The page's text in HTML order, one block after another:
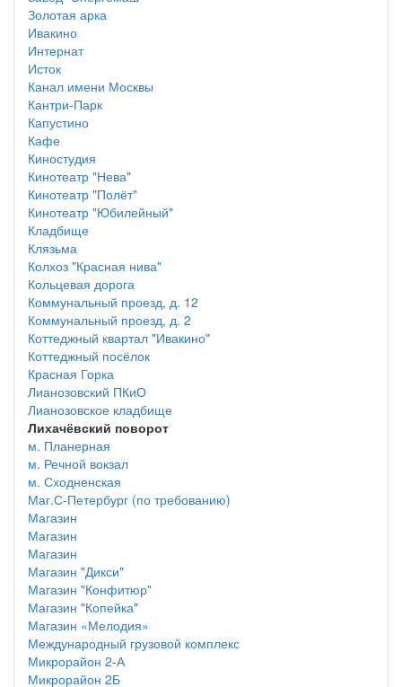
Золотая арка
Ивакино
Интернат
Исток
Канал имени Москвы
Кантри-Парк
Капустино
Кафе
Киностудия
Кинотеатр "Нева"
Кинотеатр "Полёт"
Кинотеатр "Юбилейный"
Кладбище
Клязьма
Колхоз "Красная нива"
Кольцевая дорога
Коммунальный проезд, д. 12
Коммунальный проезд, д. 2
Коттеджный квартал "Ивакино"
Коттеджный посёлок
Красная Горка
Лианозовский ПКиО
Лианозовское кладбище
Лихачёвский поворот
м. Планерная
м. Речной вокзал
м. Сходненская
Маг.С-Петербург (по требованию)
Магазин
Магазин
Магазин
Магазин "Дикси"
Магазин "Конфитюр"
Магазин "Копейка"
Магазин «Мелодия»
Международный грузовой комплекс
Микрорайон 2-А
Микрорайон 2Б